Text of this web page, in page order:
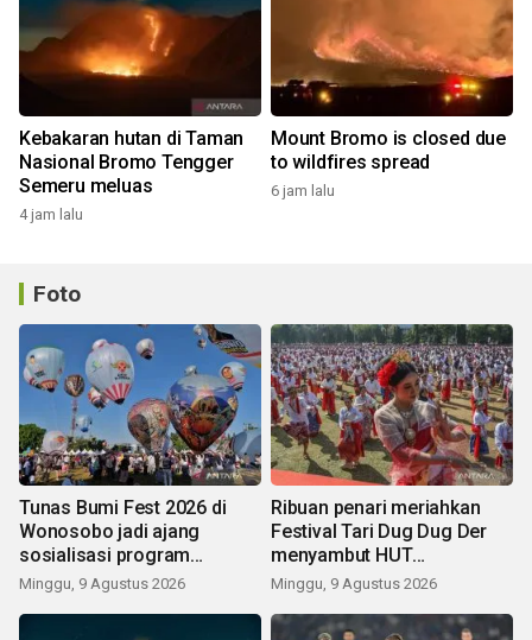
Kebakaran hutan di Taman
Nasional Bromo Tengger
Semeru meluas
4 jam lalu
Mount Bromo is closed due
to wildfires spread
6 jam lalu
Foto
Tunas Bumi Fest 2026 di
Wonosobo jadi ajang
sosialisasi program
pemerintah lewat balon
Minggu, 9 Agustus 2026
Ribuan penari meriahkan
Festival Tari Dug Dug Der
menyambut HUT
Kemerdekaan
Minggu, 9 Agustus 2026